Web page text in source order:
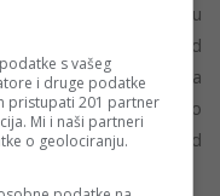
promjenu
visokog pritiska nad
uruši, a zamijeniće ga
To će dovesti do
grebena nad
s vašeg
i druge podatke
pristupati 201 partner
Mi i naši partneri
o geolociranju.